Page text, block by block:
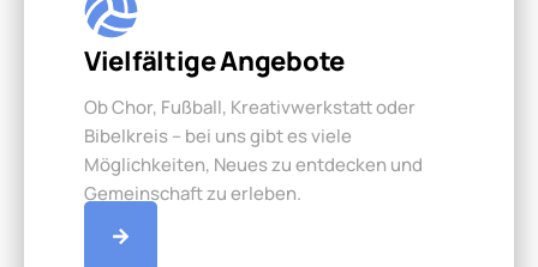
Vielfältige Angebote
Ob Chor, Fußball, Kreativwerkstatt oder
Bibelkreis – bei uns gibt es viele
Möglichkeiten, Neues zu entdecken und
Gemeinschaft zu erleben.